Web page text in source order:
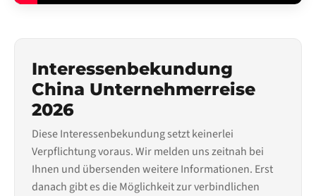
Interessenbekundung
China Unternehmerreise
2026
Diese Interessenbekundung setzt keinerlei
Verpflichtung voraus. Wir melden uns zeitnah bei
Ihnen und übersenden weitere Informationen. Erst
danach gibt es die Möglichkeit zur verbindlichen